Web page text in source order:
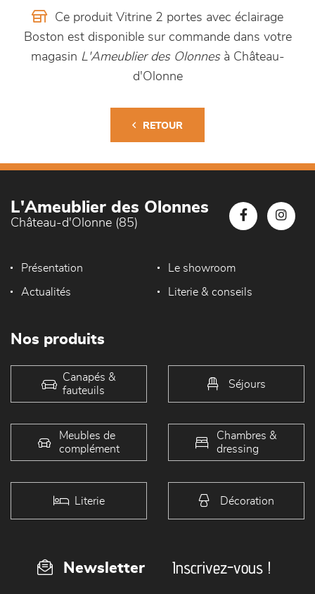
Ce produit Vitrine 2 portes avec éclairage
Boston est disponible sur commande dans votre
magasin L'Ameublier des Olonnesà Château-
d'Olonne
RETOUR
L'Ameublier des Olonnes
Château-d'Olonne (85)
Présentation Le showroom
Actualités Literie & conseils
Nos produits
Canapés &
fauteuils
Séjours
Meubles de
complément
Chambres &
dressing
Literie Décoration
Newsletter Inscrivez-vous !